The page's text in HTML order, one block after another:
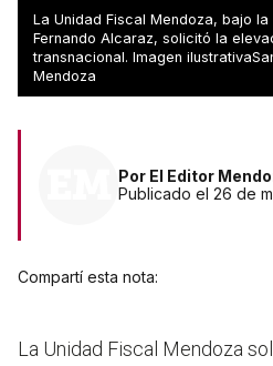
integrantes de la banda
asociación ilícita y
entre otros delitos
La Unidad Fiscal Mendoza, bajo
Fernando Alcaraz, solicitó la
transnacional. Imagen
Mendoza
Por El Editor
Publicado el 26 de
Compartí esta nota:
La Unidad Fiscal Mendoza